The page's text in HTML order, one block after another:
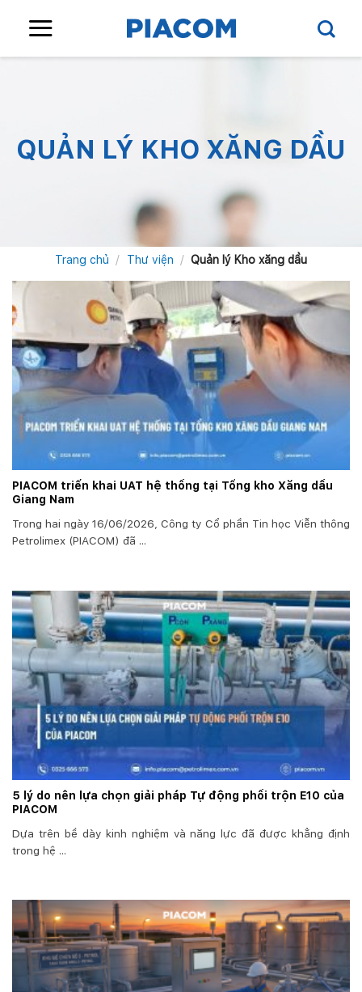
QUẢN LÝ KHO XĂNG DẦU
Trang chủ / Thư viện / Quản lý Kho xăng dầu
PIACOM triển khai UAT hệ thống tại Tổng kho Xăng dầu
Giang Nam
Trong hai ngày 16/06/2026, Công ty Cổ phần Tin học Viễn thông
Petrolimex (PIACOM) đã ...
5 lý do nên lựa chọn giải pháp Tự động phối trộn E10 của
PIACOM
Dựa trên bề dày kinh nghiệm và năng lực đã được khẳng định
trong hệ ...